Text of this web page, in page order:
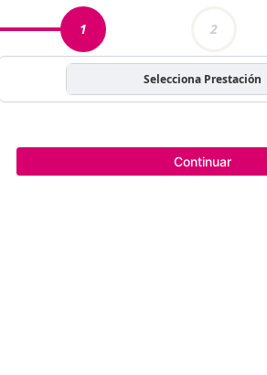
1 2
Selecciona Prestación
Continuar